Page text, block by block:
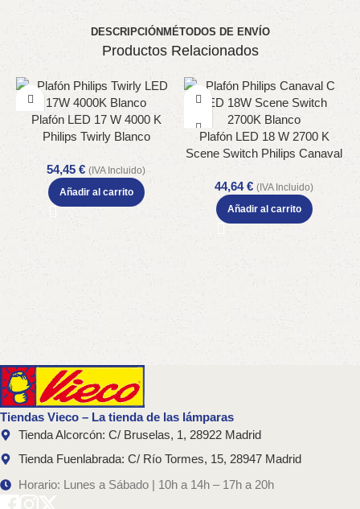
DESCRIPCIÓN MÉTODOS DE ENVÍO
Productos Relacionados
Plafón LED 17 W 4000 K
Philips Twirly Blanco
54,45 € (IVA Incluido)
Añadir al carrito
Plafón LED 18 W 2700 K
Scene Switch Philips Canaval
44,64€ (IVA Incluido)
Añadir al carrito
Tiendas Vieco – La tienda de las lámparas
Tienda Alcorcón: C/ Bruselas, 1, 28922 Madrid
Tienda Fuenlabrada: C/ Río Tormes, 15, 28947 Madrid
Horario: Lunes a Sábado | 10h a 14h – 17h a 20h